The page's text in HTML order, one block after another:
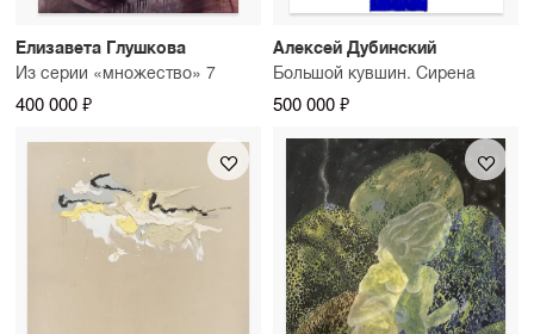
Елизавета Глушкова
Из серии «множество» 7
400 000 ₽
Алексей Дубинский
Большой кувшин. Сирена
500 000 ₽